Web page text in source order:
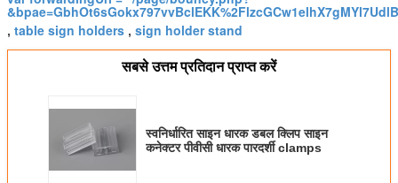
, table sign holders , sign holder stand
सबसे उत्तम प्रतिदान प्राप्त करें
स्वनिर्धारित साइन धारक डबल क्लिप साइन
कनेक्टर पीवीसी धारक पारदर्शी clamps